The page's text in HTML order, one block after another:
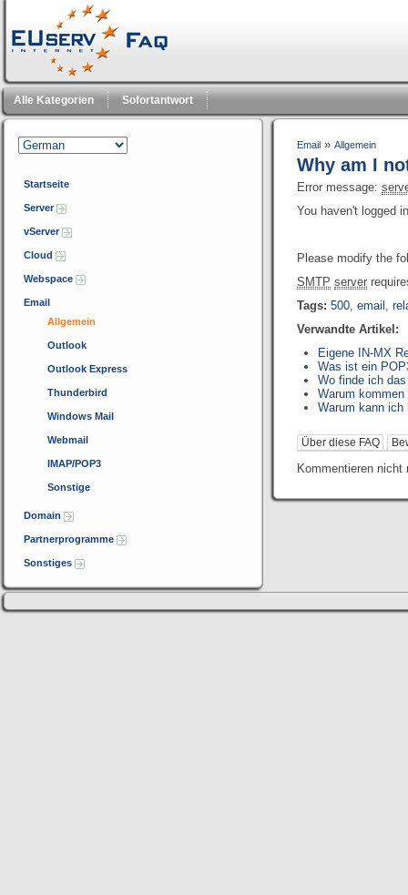
Alle Kategorien Sofortantwort
Startseite
Server
vServer
Cloud
Webspace
Email
Allgemein
Outlook
Outlook Express
Thunderbird
Windows Mail
Webmail
IMAP/POP3
Sonstige
Domain
Partnerprogramme
Sonstiges
Email » Allgemein
Why am I
Error message:
You haven't logged
Please modify the
SMTP server
Tags: 500, email ,
Verwandte Artikel:
Eigene IN-MX
Was ist ein
Wo finde ich
Warum
Warum kann ich
Über diese FAQ
Kommentieren nicht